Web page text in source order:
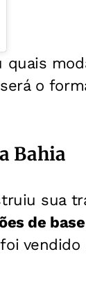
o
Bahia
sua
de
vendido